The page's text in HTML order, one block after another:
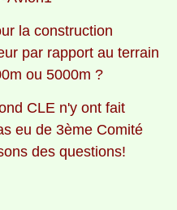
la construction
par rapport au terrain
ou 5000m ?
CLE n'y ont fait
eu de 3ème Comité
des questions!